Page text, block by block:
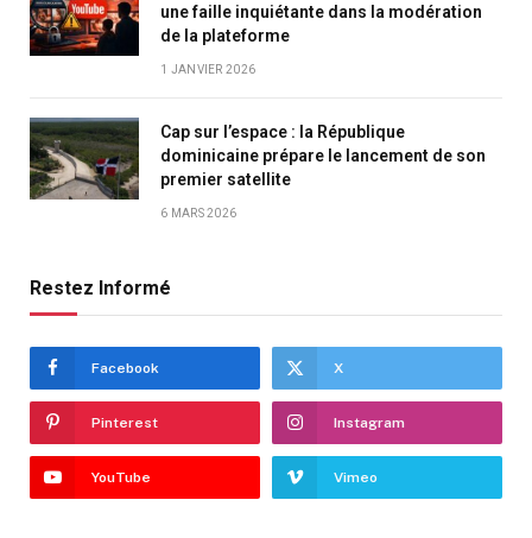
une faille inquiétante dans la modération
de la plateforme
1 JANVIER 2026
Cap sur l’espace : la République
dominicaine prépare le lancement de son
premier satellite
6 MARS 2026
Restez Informé
Facebook X
Pinterest Instagram
YouTube Vimeo